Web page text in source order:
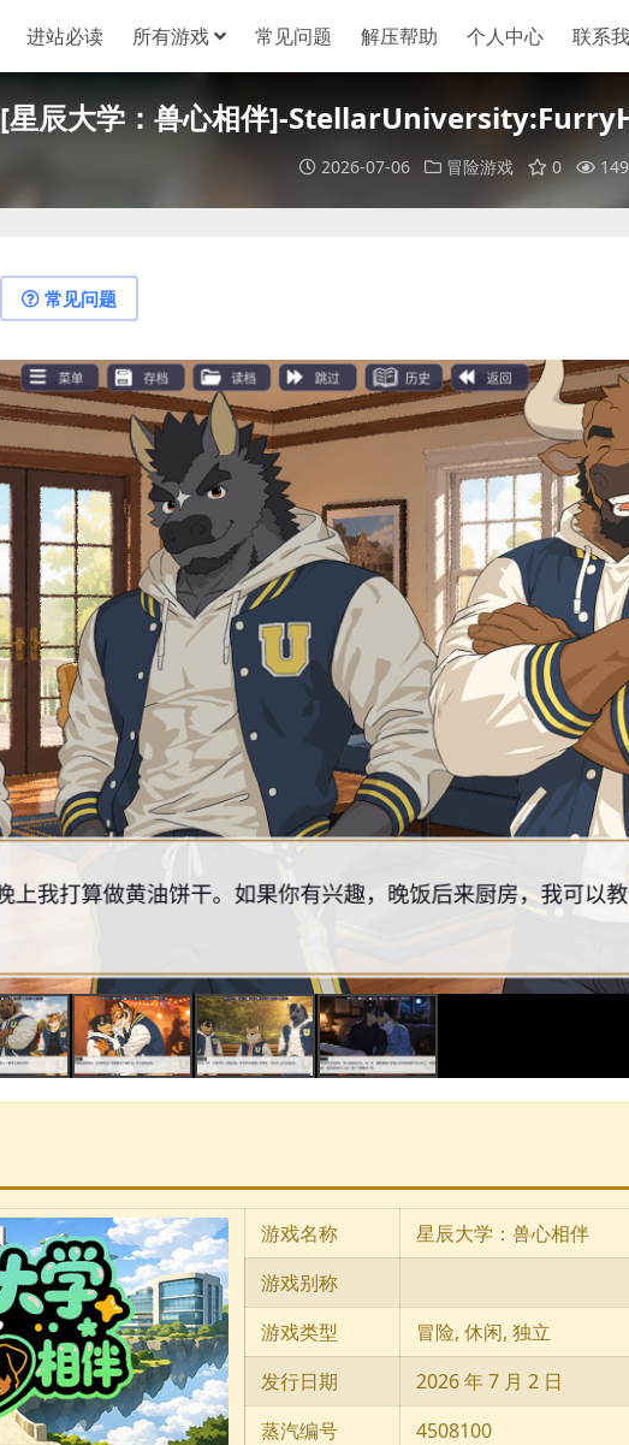
进站必读 所有游戏 常见问题 解压帮助 个人中心 联系
[星辰大学：兽心相伴]-
2026-07-06 冒险游戏 0 149
常见问题
游戏名称
星辰大学：兽心相伴
游戏别称
游戏类型
冒险, 休闲, 独立
发行日期
2026 年 7 月 2 日
蒸汽编号
4508100